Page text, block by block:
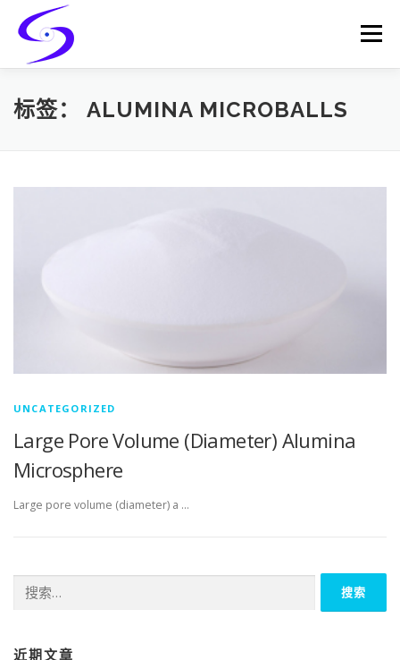
content
Menu
HOME PRODUCTS CATALYST-CARRIER
标签： ALUMINA MICROBALLS
UNCATEGORIZED
Large Pore Volume (Diameter) Alumina
Microsphere
Large pore volume (diameter) a …
索：
近期文章